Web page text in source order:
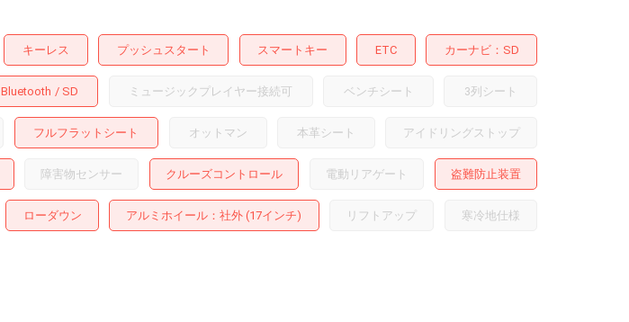
キーレス プッシュスタート スマートキー ETC カーナビ SD
Bluetooth SD ミュージックプレイヤー接続可 ベンチシート 3列シート
フルフラットシート オットマン 本革シート アイドリングストップ
障害物センサー クルーズコントロール 電動リアゲート 盗難防止装置
ローダウン アルミホイール ：社外 (17インチ) リフトアップ 寒冷地仕様